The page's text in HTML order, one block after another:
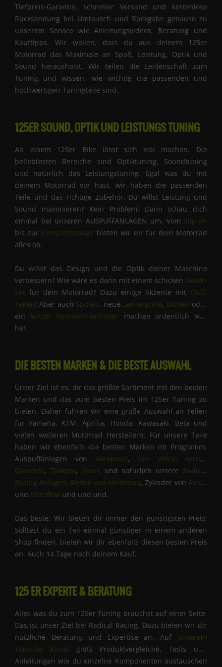
Tiefpreis-Garantie, schneller Versand und kostenlose
Rücksendung bei Umtausch und Rückgabe genauso zu
unserem Service wie Anleitungsvideos, Beratung und
Kauftipps. Wir wollen, dass du aus deinem 125er
Motorrad das Maximale an Spaß, Leistung, Optik und
Sound herausholst. Wir teilen die Leidenschaft zum
Tuning und wissen, wie wichtig die passenden und
hochwertigen Tuningteile sind.
125ER SOUND, OPTIK UND LEISTUNGS TUNING
An einem 125er Bike lässt sich viel machen. Die
beliebtesten Bereiche sind Optiktuning, Soundtuning
und natürlich das Leistungstuning. Egal was du mit
deinem Motorrad vor hast, wir haben die passenden
Teile und das richtige Zubehör. Du willst Leistung und
Sound maximieren? Kein Problem! Dann schau dich
einmal bei unseren AUSPUFFANLAGEN um. Vom Slip-on
bis zur Komplettanlage bieten wir dir für dein Motorrad
alles an.
Du willst das Design und die Optik deiner Maschine
verbessern? Wie wäre es dann mit einem schicken Dekor-
Set für dein Motorrad? Dazu einige Akzente mit CNC-
Teilen! Aber auch Spokes, neue Lenkergriffe, Blinker oder
ein kurzer Kennzeichenhalter machen ordentlich was
her.
DIE BESTEN MARKEN & DIE BESTE AUSWAHL
Unser Ziel ist es, dir das größte Sortiment mit den besten
Marken und das zum besten Preis im 125er Tuning zu
bieten. Daher führen wir eine große Auswahl an Teilen
für Yamaha, KTM, Aprilia, Honda, Kawasaki, Beta und
vielen weiteren Motorrad Herstellern. Für unsere Teile
haben wir ebenfalls die besten Marken im Programm.
Auspuffanlagen von Akrapovic, Leo Vince,Arrow
Giannelli, Takkoni, Sharkund natürlich unsere Radical
Racing Anlagen. Reifen von Heidenau, Zylinder vonAirsal
und Motoflow und und und.
Das Beste: Wir bieten dir immer den günstigsten Preis!
Solltest du ein Teil einmal günstiger in einem anderen
Shop finden, bieten wir dir ebenfalls diesen besten Preis
an. Auch 14 Tage nach deinem Kauf.
125 ER EXPERTE & BERATUNG
Alles was du zum 125er Tuning brauchst auf einer Seite.
Das ist unser Ziel bei Radical Racing. Dazu bieten wir dir
nützliche Beratung und Expertise an. Auf unserem
Youtube Kanal gibts Produktvergleiche, Tests und
Anleitungen wie du einzelne Komponenten austauschen